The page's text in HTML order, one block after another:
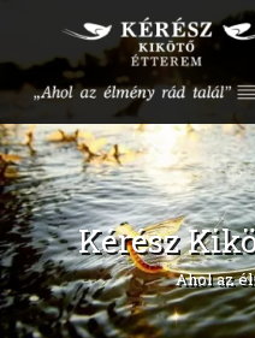
Kérész
Ahol az